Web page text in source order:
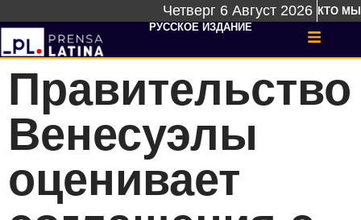
Четверг 6 Август 2026 КТО МЫ
РУССКОЕ ИЗДАНИЕ
Правительство
Венесуэлы
оценивает